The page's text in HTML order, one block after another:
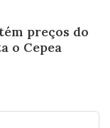
preços do
o Cepea